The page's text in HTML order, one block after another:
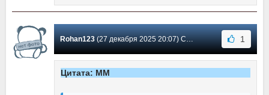
Rohan123(27 декабря 2025 20:07) Сообщение #28 1
Цитата: MM